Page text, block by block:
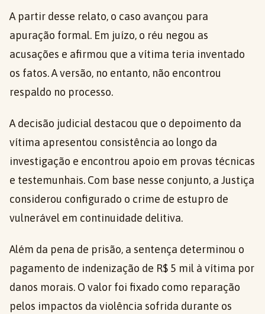
A partir desse relato, o caso avançou para
apuração formal. Em juízo, o réu negou as
acusações e afirmou que a vítima teria inventado
os fatos. A versão, no entanto, não encontrou
respaldo no processo.
A decisão judicial destacou que o depoimento da
vítima apresentou consistência ao longo da
investigação e encontrou apoio em provas técnicas
e testemunhais. Com base nesse conjunto, a Justiça
considerou configurado o crime de estupro de
vulnerável em continuidade delitiva.
Além da pena de prisão, a sentença determinou o
pagamento de indenização de R$ 5 mil à vítima por
danos morais. O valor foi fixado como reparação
pelos impactos da violência sofrida durante os